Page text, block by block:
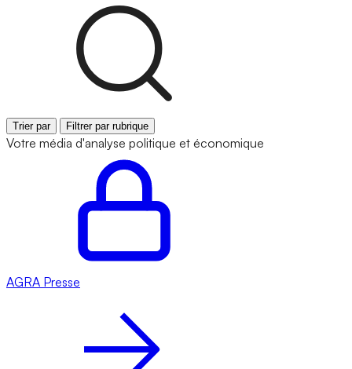
Trier par Filtrer par rubrique
Votre média d'analyse politique et économique
AGRA Presse